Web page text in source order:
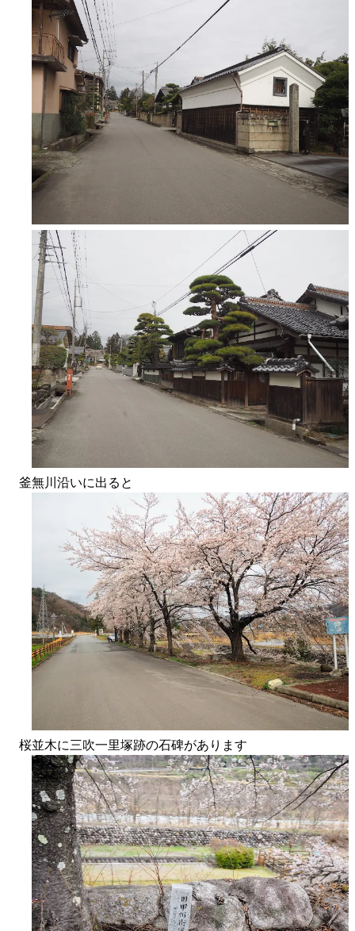
釜無川沿いに出ると
桜並木に三吹一里塚跡の石碑があります